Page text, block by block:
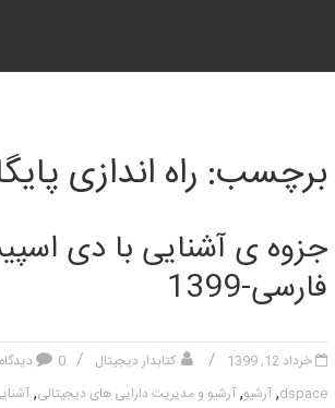
کتابخانه ای، آرشیو، مخزن سازمانی، کتابخانه دیجیتال،
برچسب: راه اندازی
جزوه ی آشنایی با دی
فارسی-1399
خرداد 12, 1399 کتابدار دیجیتال 0 دیدگاه
dspace
, آرشیو, آرشیو و مدیریت دارایی های دیجیتالی,